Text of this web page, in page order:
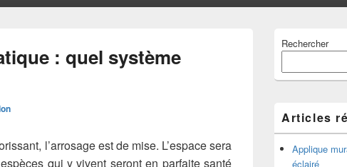
: quel système
l’arrosage est de mise. L’espace sera
qui y vivent seront en parfaite santé
principale
widget
pour
barre
latérale
Rechercher
Articles
Applique
éclairé